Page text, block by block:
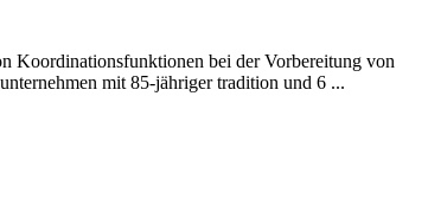
Koordinationsfunktionen bei der Vorbereitung von
mit 85-jähriger tradition und 6 ...